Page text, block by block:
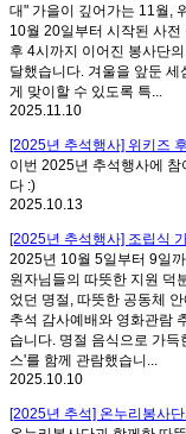
대" 가을이 깊어가는 11월,
10월 20일부터 시작된 사
후 4시까지 이어진 봉사단
달했습니다. 겨울을 앞둔
게 맞이할 수 있도록 특...
2025.11.10
[2025년 추석행사] 위키즈
이번 2025년 추석행사에
다 :)
2025.10.13
[2025년 추석행사] 조립식
2025년 10월 5일부터 9일
원자님들의 따뜻한 지원 덕
었던 명절, 따뜻한 공동체
추석 감사예배와 영화관람
습니다. 명절 음식으로 가
스'를 함께 관람했습니...
2025.10.10
[2025년 추석] 온누리봉사